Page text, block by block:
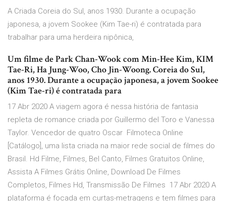
A Criada Coreia do Sul, anos 1930. Durante a ocupação
japonesa, a jovem Sookee (Kim Tae-ri) é contratada para
trabalhar para uma herdeira nipônica,
Um filme de Park Chan-Wook com Min-Hee Kim, KIM
Tae-Ri, Ha Jung-Woo, Cho Jin-Woong. Coreia do Sul,
anos 1930. Durante a ocupação japonesa, a jovem Sookee
(Kim Tae-ri) é contratada para
17 Abr 2020 A viagem agora é nessa história de fantasia
repleta de romance criada por Guillermo del Toro e Vanessa
Taylor. Vencedor de quatro Oscar Filmoteca Online
[Catálogo], uma lista criada na maior rede social de filmes do
Brasil. Hd Filme, Filmes, Bel Canto, Filmes Gratuitos Online,
Assista A Filmes Grátis Online, Download De Filmes
Completos, Filmes Hd, Transmissão De Filmes 17 Abr 2020 A
plataforma é focada em curtas-metragens e tem filmes para